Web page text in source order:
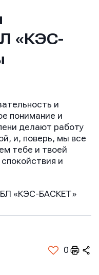
«КЭС-
и
понимание и
делают работу
и, поверь, мы все
тебе и твоей
и
«КЭС-БАСКЕТ»
0